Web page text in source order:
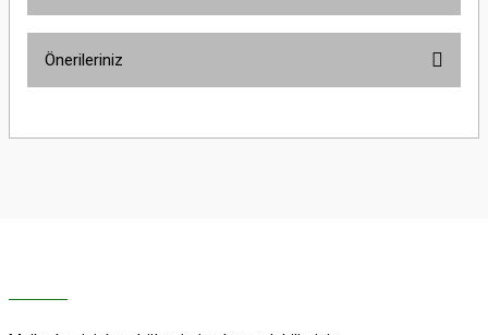
Önerileriniz
yetersiz gördüğünüz noktaları öneri formunu kullanarak tarafımıza